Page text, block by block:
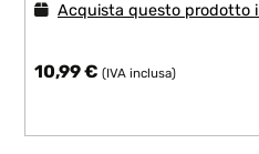
Acquista questo prodotto
10,99 € (IVA inclusa)